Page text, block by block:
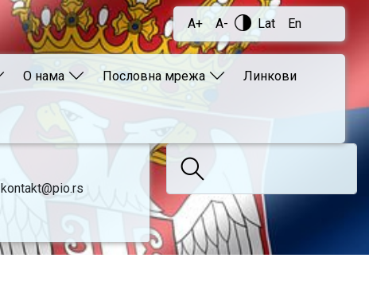
A+ A- Lat En
О нама Пословна мрежа Линкови
kontakt@pio.rs